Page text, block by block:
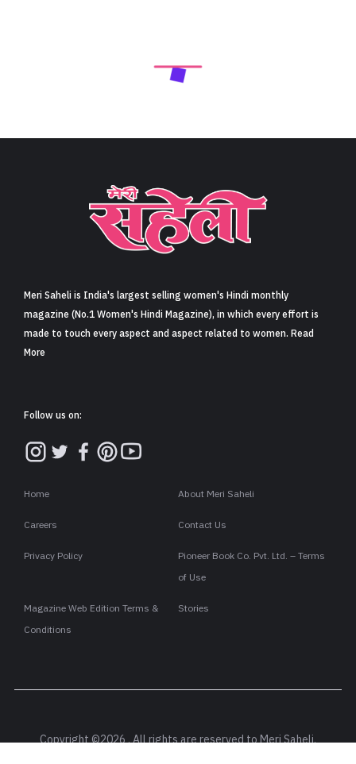
Meri Saheli is India's largest selling women's Hindi monthly
magazine (No.1 Women's Hindi Magazine), in which every effort is
made to touch every aspect and aspect related to women. Read
More
Follow us on:
Home About Meri Saheli
Careers Contact Us
Privacy Policy
Pioneer Book Co. Pvt. Ltd. – Terms
of Use
Magazine Web Edition Terms &
Conditions
Stories
Copyright ©2026 . All rights are reserved to Meri Saheli.